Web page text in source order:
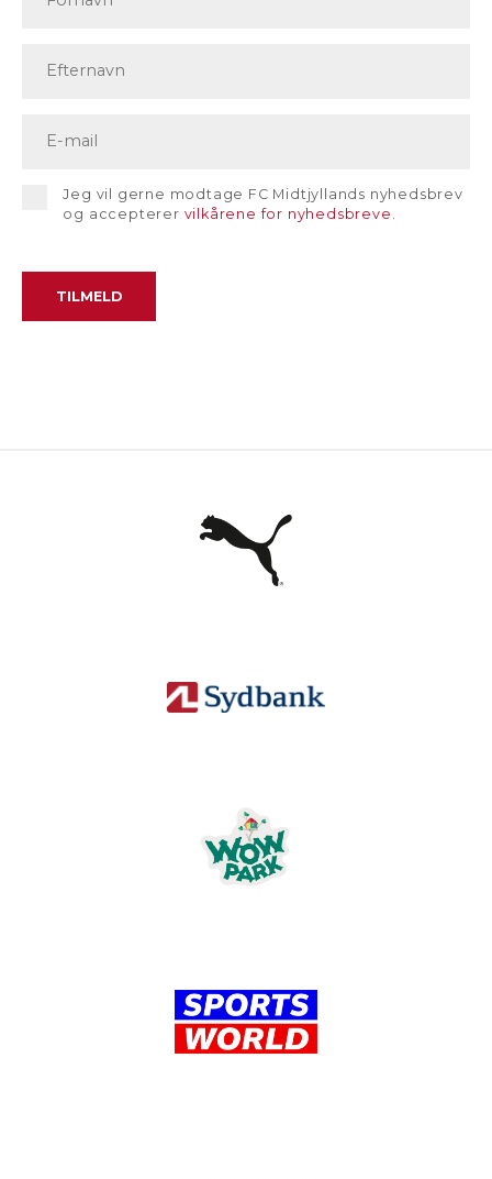
Jeg vil gerne modtage FC Midtjyllands nyhedsbrev
og accepterer vilkårene for nyhedsbreve .